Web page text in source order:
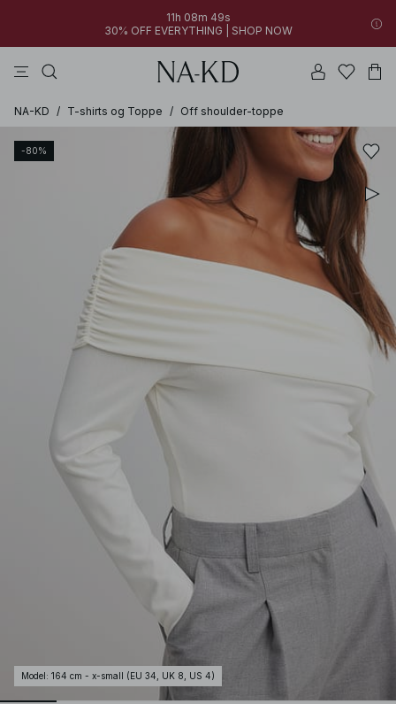
11h 08m 49s
30% OFF EVERYTHING | SHOP NOW
NA-KD / T-shirts og Toppe / Off shoulder-toppe
-80%
Model : 164 cm - x-small (EU 34, UK 8, US 4)